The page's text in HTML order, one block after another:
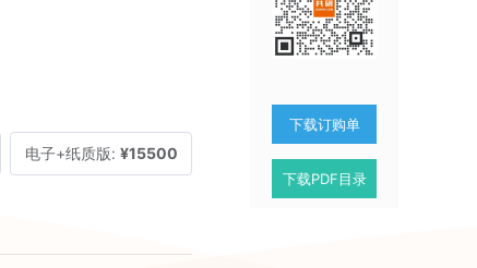
电子+纸质版: ¥15500
下载订购单
下载PDF目录